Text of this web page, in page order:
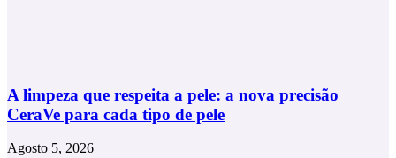
A limpeza que respeita a pele: a nova precisão
CeraVe para cada tipo de pele
Agosto 5, 2026